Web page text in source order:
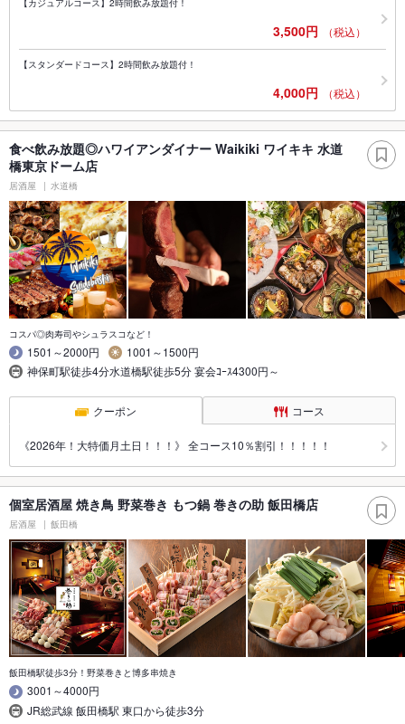
3,500円 （税込）
【スタンダードコース】2時間飲み放題付！
4,000円 （税込）
食べ飲み放題◎ハワイアンダイナー Waikiki ワイキキ 水道
橋東京ドーム店
居酒屋 水道橋
コスパ◎肉寿司やシュラスコなど！
1501～2000円
1001～1500円
神保町駅徒歩4分水道橋駅徒歩5分 宴会ｺｰｽ4300円～
クーポン コース
《2026年！大特価月土日！！！》 全コース10％割引！！！！！
個室居酒屋 焼き鳥 野菜巻き もつ鍋 巻きの助 飯田橋店
居酒屋 飯田橋
飯田橋駅徒歩3分！野菜巻きと博多串焼き
3001～4000円
JR総武線 飯田橋駅 東口から徒歩3分